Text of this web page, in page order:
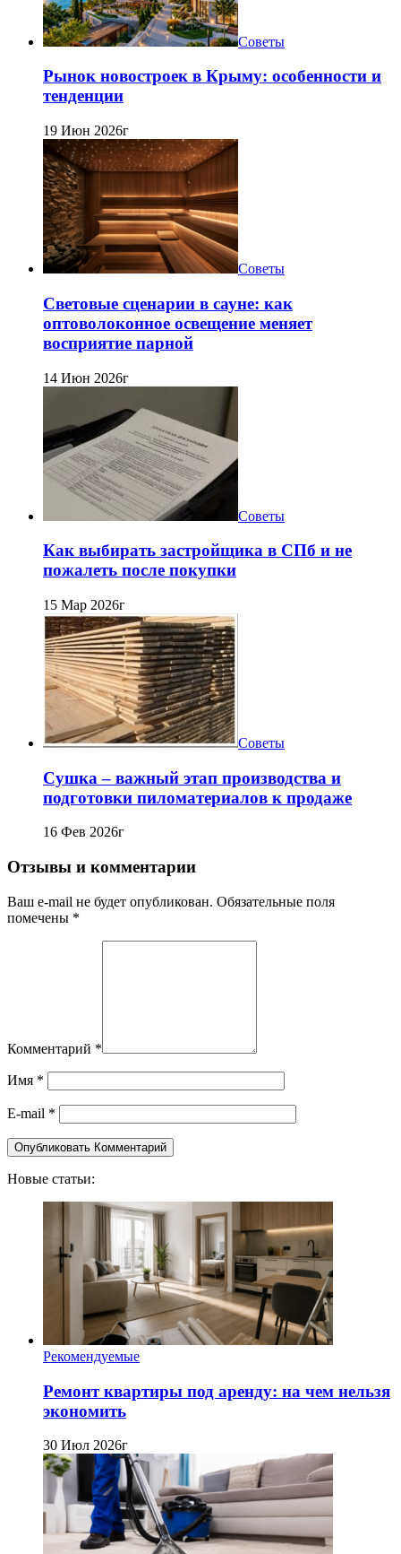
Советы
Рынок новостроек в Крыму: особенности и
тенденции
19 Июн 2026г
Советы
Световые сценарии в сауне: как
оптоволоконное освещение меняет
восприятие парной
14 Июн 2026г
Советы
Как выбирать застройщика в СПб и не
пожалеть после покупки
15 Мар 2026г
Советы
Сушка – важный этап производства и
подготовки пиломатериалов к продаже
16 Фев 2026г
Отзывы и комментарии
Ваш e-mail не будет опубликован. Обязательные поля
помечены *
Комментарий *
Имя *
E-mail *
Новые статьи:
Рекомендуемые
Ремонт квартиры под аренду: на чем нельзя
экономить
30 Июл 2026г